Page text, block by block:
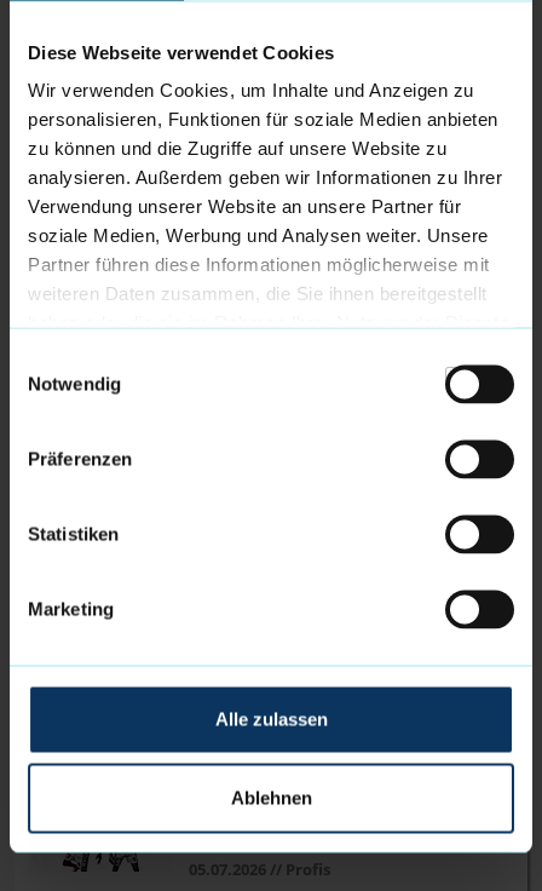
Diese Webseite verwendet Cookies
Wir verwenden Cookies, um Inhalte und Anzeigen zu
personalisieren, Funktionen für soziale Medien anbieten
zu können und die Zugriffe auf unsere Website zu
analysieren. Außerdem geben wir Informationen zu Ihrer
Verwendung unserer Website an unsere Partner für
soziale Medien, Werbung und Analysen weiter. Unsere
Partner führen diese Informationen möglicherweise mit
weiteren Daten zusammen, die Sie ihnen bereitgestellt
Notwendig
Präferenzen
Statistiken
Marketing
Alle zulassen
Ablehnen
auf den Weg zu spannenden Begegnungen machen.
Team und die Ausrüstung, sondern sorgen durch
hohe Sicherheits- und Komfortstandards auch dafür,
dass die Spieler bestens auf ihre Leistung
vorbereitet sind.
Durch ein bestimmtes Ticketkontingent haben die
Mitarbeiter der Weghorst Omnibus KG außerdem
die Chance, die Mannschaft in der Stadthalle
Bremerhaven tatkräftig zu unterstützen.
Eisbären-Kader komplett - Adrian
24.07.2026 // Profis
Eisbären Bremerhaven verkünden
05.07.2026 // Profis